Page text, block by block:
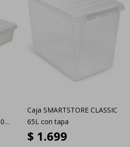
Caja SMARTSTORE CLASSIC
65L con tapa
$ 1.699